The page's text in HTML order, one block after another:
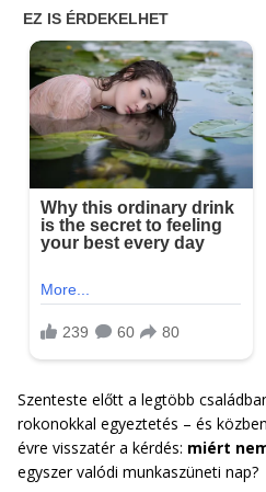
Szenteste előtt a legtöbb
rokonokkal egyeztetés – és
évre visszatér a kérdés: miért
egyszer valódi munkaszüneti nap?